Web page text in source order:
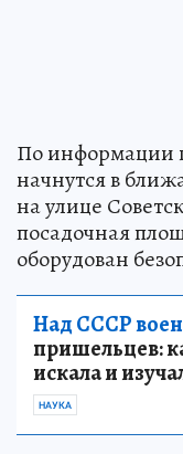
По информации
начнутся в
на улице
посадочная
оборудован
Над СССР
пришельцев:
искала и
НАУКА